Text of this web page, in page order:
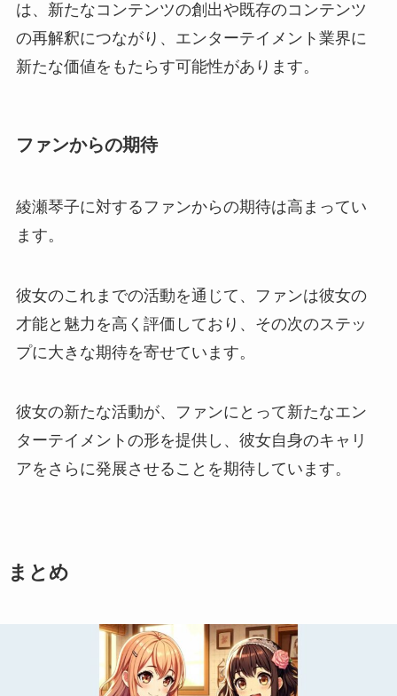
は、新たなコンテンツの創出や既存のコンテンツ
の再解釈につながり、エンターテイメント業界に
新たな価値をもたらす可能性があります。
ファンからの期待
綾瀬琴子に対するファンからの期待は高まってい
ます。
彼女のこれまでの活動を通じて、ファンは彼女の
才能と魅力を高く評価しており、その次のステッ
プに大きな期待を寄せています。
彼女の新たな活動が、ファンにとって新たなエン
ターテイメントの形を提供し、彼女自身のキャリ
アをさらに発展させることを期待しています。
まとめ